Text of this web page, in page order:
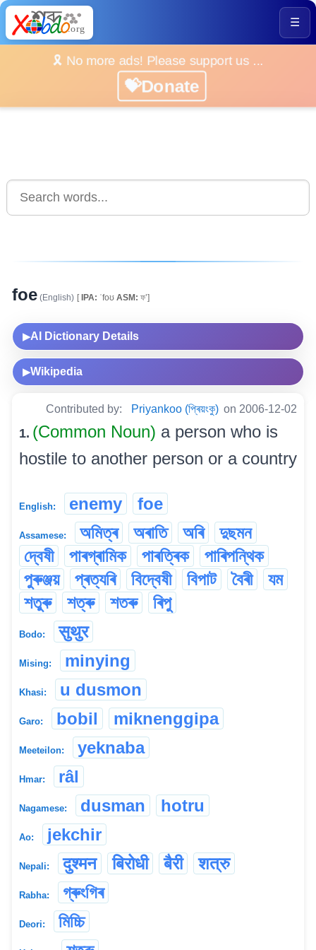
☰
🎗️ No more ads! Please support us ...
💝Donate
foe (English) [IPA: ˈfoʊ ASM: ফ’]
▶AI Dictionary Details
▶Wikipedia
Contributed by: Priyankoo (প্ৰিয়ংকু) on 2006-12-02
1. (Common Noun) a person who is
hostile to another person or a country
English: enemy foe
Assamese: অমিত্ৰ অৰাতি অৰি
দুছমন
দ্বেষী
পাৰগ্ৰামিক পাৰত্ৰিক
পাৰিপন্থিক
পুৰুঞ্জয়
প্ৰত্যৰি বিদ্বেষী বিপাট বৈৰী
যম
শতুৰু
শত্ৰু শতৰু ৰিপু
Bodo: सुथुर
Mising: minying
Khasi: u dusmon
Garo: bobil miknenggipa
Meeteilon: yeknaba
Hmar: râl
Nagamese: dusman hotru
Ao: jekchir
Nepali: दुश्मन बिरोधी बैरी शत्रु
Rabha: গ্ৰুংগিৰ
Deori: মিচ্চি